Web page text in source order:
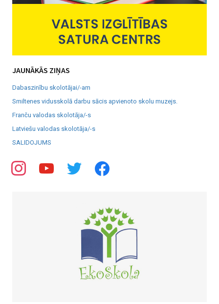
JAUNĀKĀS ZIŅAS
Dabaszinību skolotājai/-am
Smiltenes vidusskolā darbu sācis apvienoto skolu muzejs.
Franču valodas skolotāja/-s
Latviešu valodas skolotāja/-s
SALIDOJUMS